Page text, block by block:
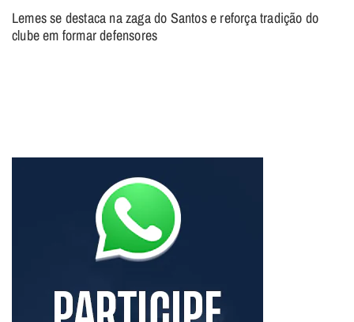
Lemes se destaca na zaga do Santos e reforça tradição do
clube em formar defensores